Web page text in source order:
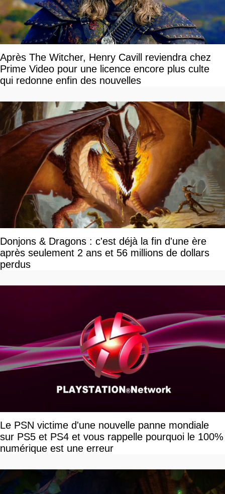
Après The Witcher, Henry Cavill reviendra chez
Prime Video pour une licence encore plus culte
qui redonne enfin des nouvelles
Donjons & Dragons : c'est déjà la fin d'une ère
après seulement 2 ans et 56 millions de dollars
perdus
Le PSN victime d'une nouvelle panne mondiale
sur PS5 et PS4 et vous rappelle pourquoi le 100%
numérique est une erreur